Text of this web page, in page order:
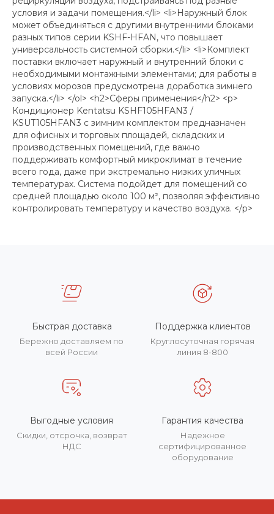
условия и задачи помещения.</li> <li>Наружный блок
может объединяться с другими внутренними блоками
разных типов серии KSHF-HFAN, что повышает
универсальность системной сборки.</li> <li>Комплект
поставки включает наружный и внутренний блоки с
необходимыми монтажными элементами; для работы в
условиях морозов предусмотрена доработка зимнего
запуска.</li> </ol> <h2>Сферы применения</h2> <p>
Кондиционер Kentatsu KSHF105HFAN3 /
KSUT105HFAN3 с зимним комплектом предназначен
для офисных и торговых площадей, складских и
производственных помещений, где важно
поддерживать комфортный микроклимат в течение
всего года, даже при экстремально низких уличных
температурах. Система подойдет для помещений со
средней площадью около 100 м², позволяя эффективно
контролировать температуру и качество воздуха. </p>
Быстрая доставка
Бережно доставляем по
всей России
Поддержка клиентов
Круглосуточная горячая
линия 8-800
Выгодные условия
Скидки, отсрочка, возврат
НДС
Гарантия качества
Надежное
сертифицированное
оборудование